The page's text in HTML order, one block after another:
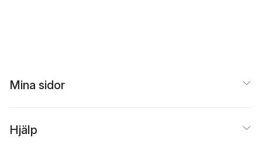
Mina sidor
Hjälp